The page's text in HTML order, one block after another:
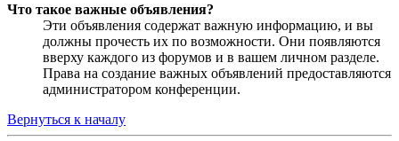
Что такое важные объявления?
Эти объявления содержат важную информацию, и вы
должны прочесть их по возможности. Они появляются
вверху каждого из форумов и в вашем личном разделе.
Права на создание важных объявлений предоставляются
администратором конференции.
Вернуться к началу